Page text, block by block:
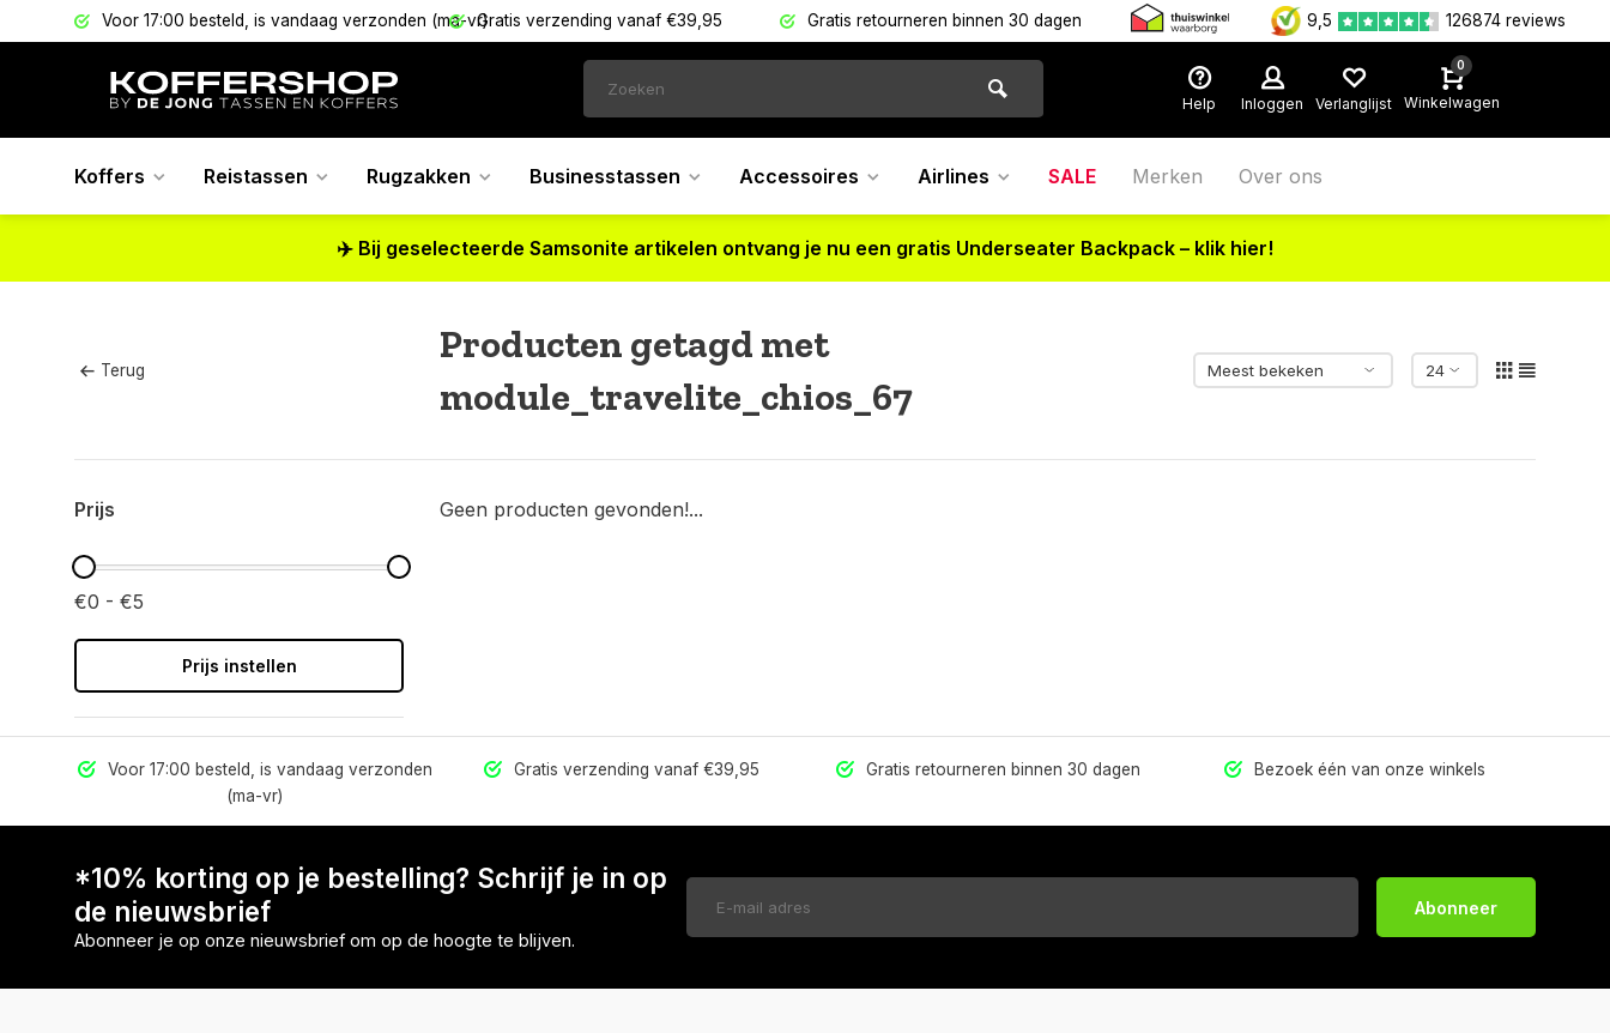
Voor 17:00 besteld, is vandaag verzonden (ma-vr)Gratis verzending vanaf €39,95 Gratis retourneren binnen 30 dagen 9,5 126874 reviews
Help Inloggen Verlanglijst
0
Winkelwagen
Koffers Reistassen Rugzakken Businesstassen Accessoires Airlines SALE Merken Over ons
✈️ Bij geselecteerde Samsonite artikelen ontvang je nu een gratis Underseater Backpack – klik hier!
Terug
Producten getagd met
module_travelite_chios_67
Prijs
€0 - €5
Prijs instellen
Geen producten gevonden!...
Voor 17:00 besteld, is vandaag verzonden
(ma-vr)
Gratis verzending vanaf €39,95 Gratis retourneren binnen 30 dagen Bezoek één van onze winkels
*10% korting op je bestelling? Schrijf je in op
de nieuwsbrief
Abonneer je op onze nieuwsbrief om op de hoogte te blijven.
Abonneer